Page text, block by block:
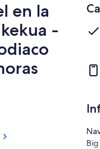
en la
-